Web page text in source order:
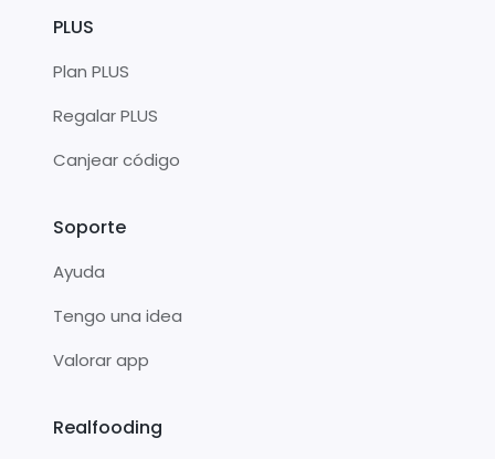
PLUS
Plan PLUS
Regalar PLUS
Canjear código
Soporte
Ayuda
Tengo una idea
Valorar app
Realfooding